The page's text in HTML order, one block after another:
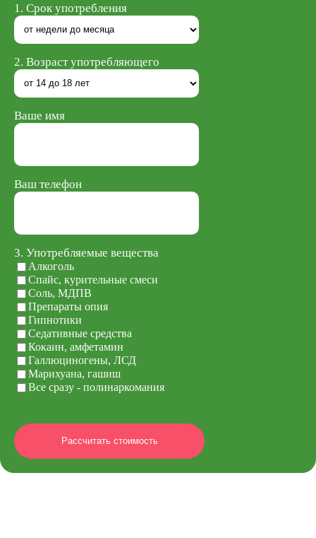
1. Срок употребления
2. Возраст употребляющего
Ваше имя
Ваш телефон
3. Употребляемые вещества
Алкоголь
Спайс, курительные смеси
Соль, МДПВ
Препараты опия
Гипнотики
Седативные средства
Кокаин, амфетамин
Галлюциногены, ЛСД
Марихуана, гашиш
Все сразу - полинаркомания